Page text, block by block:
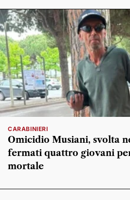
CARABINIERI
Omicidio Musiani, svolta
fermati quattro giovani
mortale